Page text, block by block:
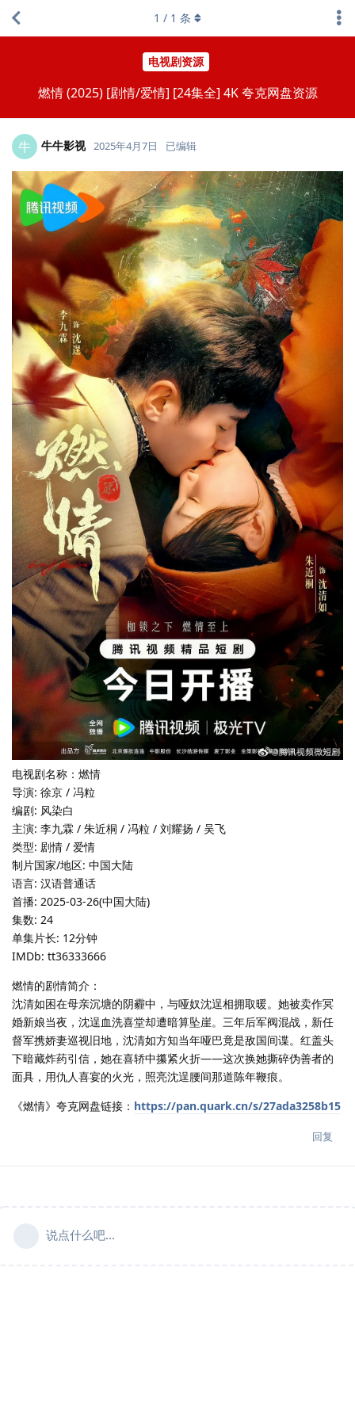
电视剧资源
燃情 (2025) [剧情/爱情] [24集全] 4K 夸克网盘资源
1 / 1 条
牛 牛牛影视 2025年4月7日 已编辑
电视剧名称：燃情
导演: 徐京 / 冯粒
编剧: 风染白
主演: 李九霖 / 朱近桐 / 冯粒 / 刘耀扬 / 吴飞
类型: 剧情 / 爱情
制片国家/地区: 中国大陆
语言: 汉语普通话
首播: 2025-03-26(中国大陆)
集数: 24
单集片长: 12分钟
IMDb: tt36333666
燃情的剧情简介：
沈清如困在母亲沉塘的阴霾中，与哑奴沈逞相拥取暖。她被卖作冥
婚新娘当夜，沈逞血洗喜堂却遭暗算坠崖。三年后军阀混战，新任
督军携娇妻巡视旧地，沈清如方知当年哑巴竟是敌国间谍。红盖头
下暗藏炸药引信，她在喜轿中攥紧火折——这次换她撕碎伪善者的
面具，用仇人喜宴的火光，照亮沈逞腰间那道陈年鞭痕。
《燃情》夸克网盘链接： https://pan.quark.cn/s/27ada3258b15
回复
说点什么吧...